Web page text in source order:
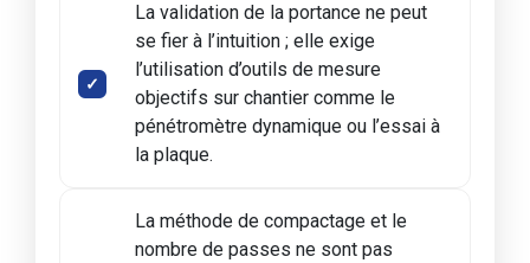
La validation de la portance ne peut
se fier à l’intuition ; elle exige
l’utilisation d’outils de mesure
objectifs sur chantier comme le
pénétromètre dynamique ou l’essai à
la plaque.
La méthode de compactage et le
nombre de passes ne sont pas